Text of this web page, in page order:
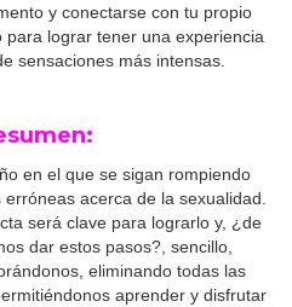
y conectarse con tu propio
lograr tener una experiencia
sensaciones más intensas.
en el que se sigan rompiendo
acerca de la sexualidad.
será clave para lograrlo y, ¿de
dar estos pasos?, sencillo,
eliminando todas las
aprender y disfrutar